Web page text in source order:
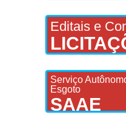
Editais e
Serviço
Esgoto
SAAE